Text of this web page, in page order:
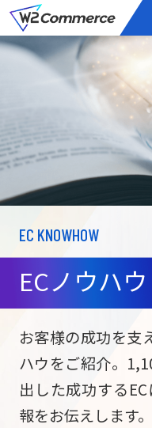
ECサ
サブ
ECサ
EC KNOWHOW
ECノウハウ
お客様の成功を支
ハウをご紹介。
出した成功する
報をお伝えします。